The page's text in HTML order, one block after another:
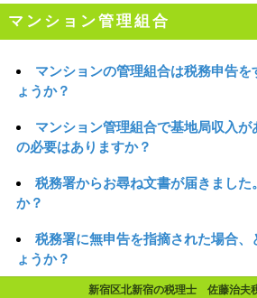
マンション管理組合
マンションの管理組合は税務申告を
ょうか？
マンション管理組合で基地局収入
の必要はありますか？
税務署からお尋ね文書が届きまし
か？
税務署に無申告を指摘された場合、
ょうか？
新宿区北新宿の税理士 佐藤治夫